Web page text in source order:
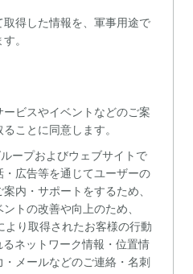
得した情報を、軍事用途で
。
ビスやイベントなどのご案
ことに同意します。
ープおよびウェブサイトで
広告等を通じてユーザーの
内・サポートをするため、
トの改善や向上のため、
り取得されたお客様の行動
ネットワーク情報・位置情
メールなどのご連絡・名刺